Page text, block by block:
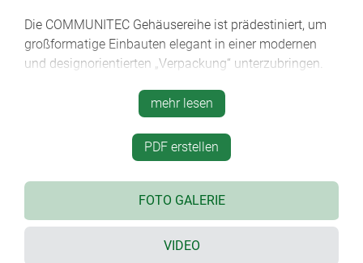
Die COMMUNITEC Gehäusereihe ist prädestiniert, um
großformatige Einbauten elegant in einer modernen
und designorientierten „Verpackung“ unterzubringen.
Griffmulde für ein bequemes Tragen der Geräte und
somit mehr Flexibilität beim Einsatz.
modernes und funktionelles Design
möglich
Bedienfront mit vertieft liegendem Feld zum Schutz
mehr lesen
PDF erstellen
FOTO GALERIE
VIDEO